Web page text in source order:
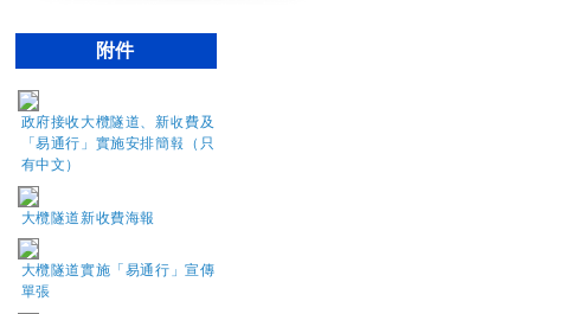
附件
政府接收大欖隧道、新收費及
「易通行」實施安排簡報（只
有中文）
大欖隧道新收費海報
大欖隧道實施「易通行」宣傳
單張